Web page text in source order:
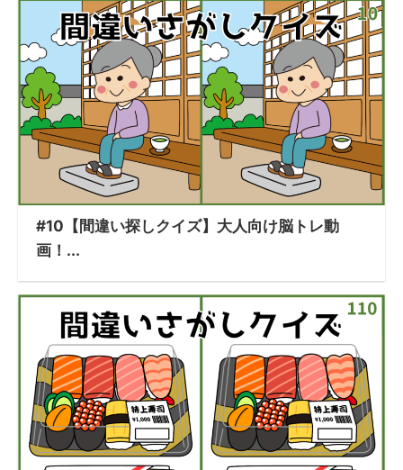
#10【間違い探しクイズ】大人向け脳トレ動
画！...